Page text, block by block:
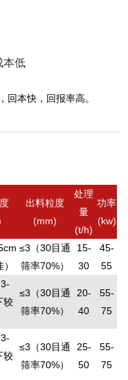
本低
回本快，回报率高。
出料粒度
(mm)
处理
量
(t/h)
功率
(kw)
≤3（30目通
筛率70%）
15-
30
45-
55
较
≤3（30目通
筛率70%）
20-
40
55-
75
较
≤3（30目通
筛率70%）
25-
50
55-
75